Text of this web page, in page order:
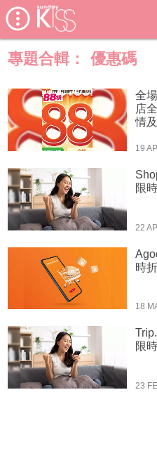
專題合輯： 優惠碼
全
店
情
19
限
22
時
18
限
23